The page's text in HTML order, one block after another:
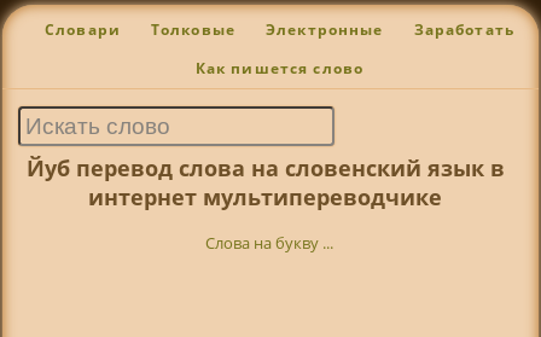
Словари Толковые Электронные Заработать
Как пишется слово
Йуб перевод слова на словенский язык в
интернет мультипереводчике
Слова на букву ...